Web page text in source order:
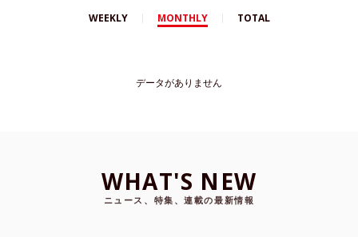
WEEKLY MONTHLY TOTAL
データがありません
WHAT'S NEW
ニュース、特集、連載の最新情報